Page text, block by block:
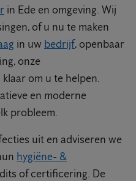
in Ede en omgeving. Wij
of u nu te maken
in uw bedrijf, openbaar
onze
om u te helpen.
en moderne
probleem.
uit en adviseren we
hygiëne- &
of certificering. De